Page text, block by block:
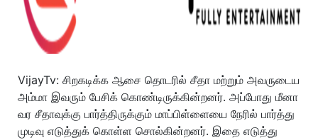
VijayTv: சிறகடிக்க ஆசை தொடரில் சீதா மற்றும் அவருடைய
அம்மா இவரும் பேசிக் கொண்டிருக்கின்றனர். அப்போது மீனா
வர சீதாவுக்கு பார்த்திருக்கும் மாப்பிள்ளையை நேரில் பார்த்து
முடிவு எடுத்துக் கொள்ள சொல்கின்றனர். இதை எடுத்து